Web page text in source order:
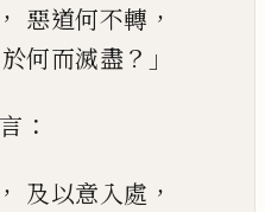
， 惡道何不轉 ，
於何而滅盡？」
：
， 及以意入處 ，